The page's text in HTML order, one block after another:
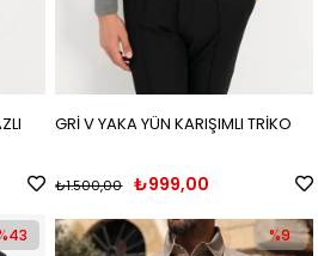
GRİ V YAKA YÜN KARIŞIMLI TRİKO
₺999,00
₺1.500,00
%9